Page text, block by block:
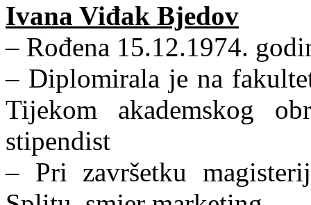
Ivana Viđak Bjedov
– Rođena 15.12.1974.
– Diplomirala je na
Tijekom akademskog
stipendist
– Pri završetku